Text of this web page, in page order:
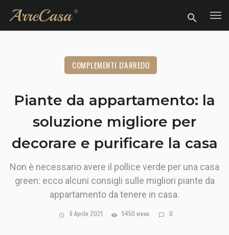
COMPLEMENTI D'ARREDO
Piante da appartamento: la
soluzione migliore per
decorare e purificare la casa
Non è necessario avere il pollice verde per una casa
green: ecco alcuni consigli sulle migliori piante da
appartamento da tenere in casa.
6 Aprile 2021 5450 views 0